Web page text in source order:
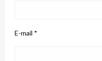
E-mail *